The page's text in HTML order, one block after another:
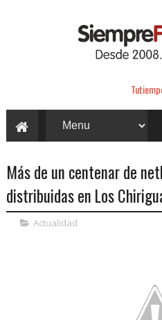
Más de un centenar de
distribuidas en Los
Actualidad